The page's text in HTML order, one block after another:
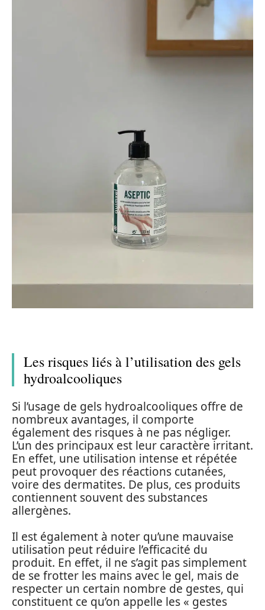
Les risques liés à l’utilisation des gels
hydroalcooliques
Si l’usage de gels hydroalcooliques offre de
nombreux avantages, il comporte
également des risques à ne pas négliger.
L’un des principaux est leur caractère irritant.
En effet, une utilisation intense et répétée
peut provoquer des réactions cutanées,
voire des dermatites. De plus, ces produits
contiennent souvent des substances
allergènes.
Il est également à noter qu’une mauvaise
utilisation peut réduire l’efficacité du
produit. En effet, il ne s’agit pas simplement
de se frotter les mains avec le gel, mais de
respecter un certain nombre de gestes, qui
constituent ce qu’on appelle les « gestes